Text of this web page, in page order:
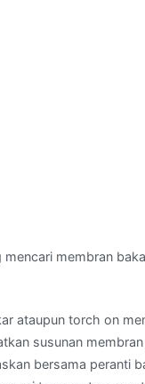
mencari membran
ataupun torch on
susunan
bersama peranti